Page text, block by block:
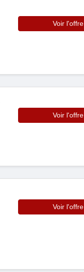
Voir l'offre
Voir l'offre
Voir l'offre